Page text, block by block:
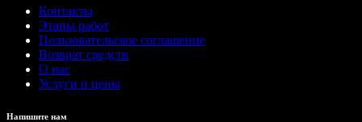
Контакты
Этапы работ
Пользовательское соглашение
Возврат средств
О нас
Услуги и цены
Напишите нам